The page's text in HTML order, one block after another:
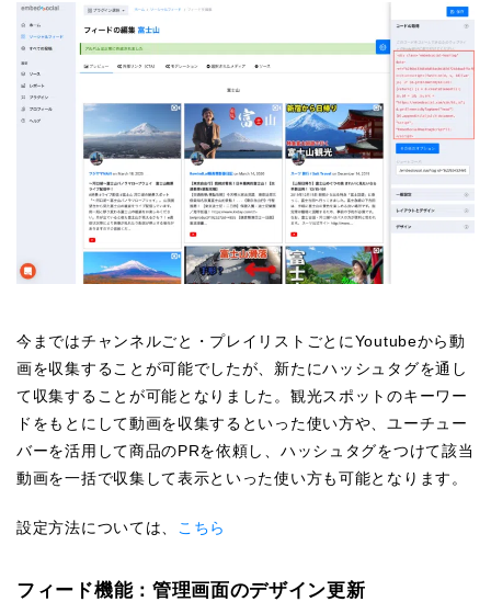
今まではチャンネルごと・プレイリストごとにYoutubeから動
画を収集することが可能でしたが、新たにハッシュタグを通し
て収集することが可能となりました。観光スポットのキーワー
ドをもとにして動画を収集するといった使い方や、ユーチュー
バーを活用して商品のPRを依頼し、ハッシュタグをつけて該当
動画を一括で収集して表示といった使い方も可能となります。
設定方法については、 こちら
フィード機能：管理画面のデザイン更新